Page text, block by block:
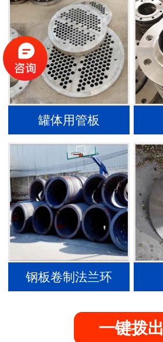
罐体用管板
钢板卷制法兰环
一键拨出